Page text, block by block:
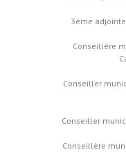
3ème
Conseillère
Conseiller
Conseiller
Conseillère